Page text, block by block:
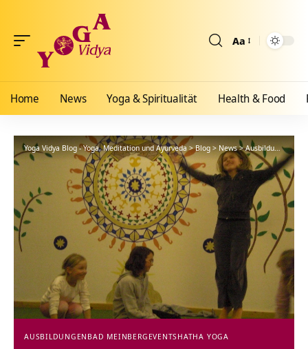
Aa
Home News Yoga & Spiritualität Health & Food
Yoga Vidya Blog - Yoga, Meditation und Ayurveda>Blog >News>Ausbildungen >
AUSBILDUNGEN BAD MEINBERG EVENTSHATHA YOGA